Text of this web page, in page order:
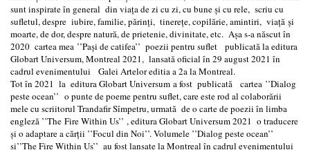
sunt inspirate în general din viața de zi cu zi, cu bune și cu rele, scriu cu
sufletul, despre iubire, familie, părinți, tinerețe, copilărie, amintiri, viață și
moarte, de dor, despre natură, de prietenie, divinitate, etc. Așa s-a născut în
2020 cartea mea ’’Pași de catifea’’ poezii pentru suflet publicată la editura
Globart Universum, Montreal 2021, lansată oficial în 29 august 2021 în
cadrul evenimentului Galei Artelor editia a 2a la Montreal.
Tot în 2021 la editura Globart Universum a fost publicată cartea ’’Dialog
peste ocean’’ o punte de poeme pentru suflet, care este rod al colaborării
mele cu scriitorul Trandafir Sîmpetru, urmată de o carte de poezii în limba
engleză ’’The Fire Within Us’’ , editura Globart Universum 2021 o traducere
și o adaptare a cărții ’’Focul din Noi’’. Volumele ’’Dialog peste ocean’’
şi’’The Fire Within Us’’ au fost lansate la Montreal în cadrul evenimentului